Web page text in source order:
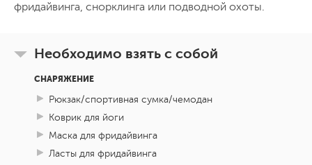
фридайвинга, снорклинга или подводной охоты.
Необходимо взять с собой
СНАРЯЖЕНИЕ
Рюкзак/спортивная сумка/чемодан
Коврик для йоги
Маска для фридайвинга
Ласты для фридайвинга